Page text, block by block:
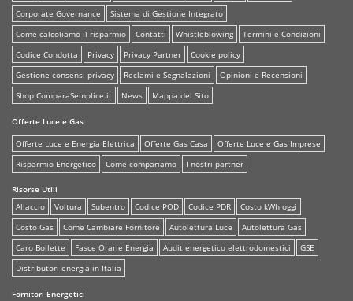
Corporate Governance
Sistema di Gestione Integrato
Come calcoliamo il risparmio
Contatti Whistleblowing
Termini e Condizioni
Codice Condotta
Privacy Privacy Partner
Cookie policy
Gestione consensi privacy
Reclami e Segnalazioni
Opinioni e Recensioni
Shop ComparaSemplice.it
News Mappa del Sito
Offerte Luce e Gas
Offerte Luce e Energia Elettrica
Offerte Gas Casa
Offerte Luce e Gas Imprese
Risparmio Energetico
Come compariamo I nostri partner
Risorse Utili
Allaccio
Voltura Subentro Codice POD Codice PDR
Costo kWh oggi
Costo Gas
Come Cambiare Fornitore Autolettura Luce
Autolettura Gas
Caro Bollette
Fasce Orarie Energia Audit energetico elettrodomestici
GSE
Distributori energia in Italia
Fornitori Energetici